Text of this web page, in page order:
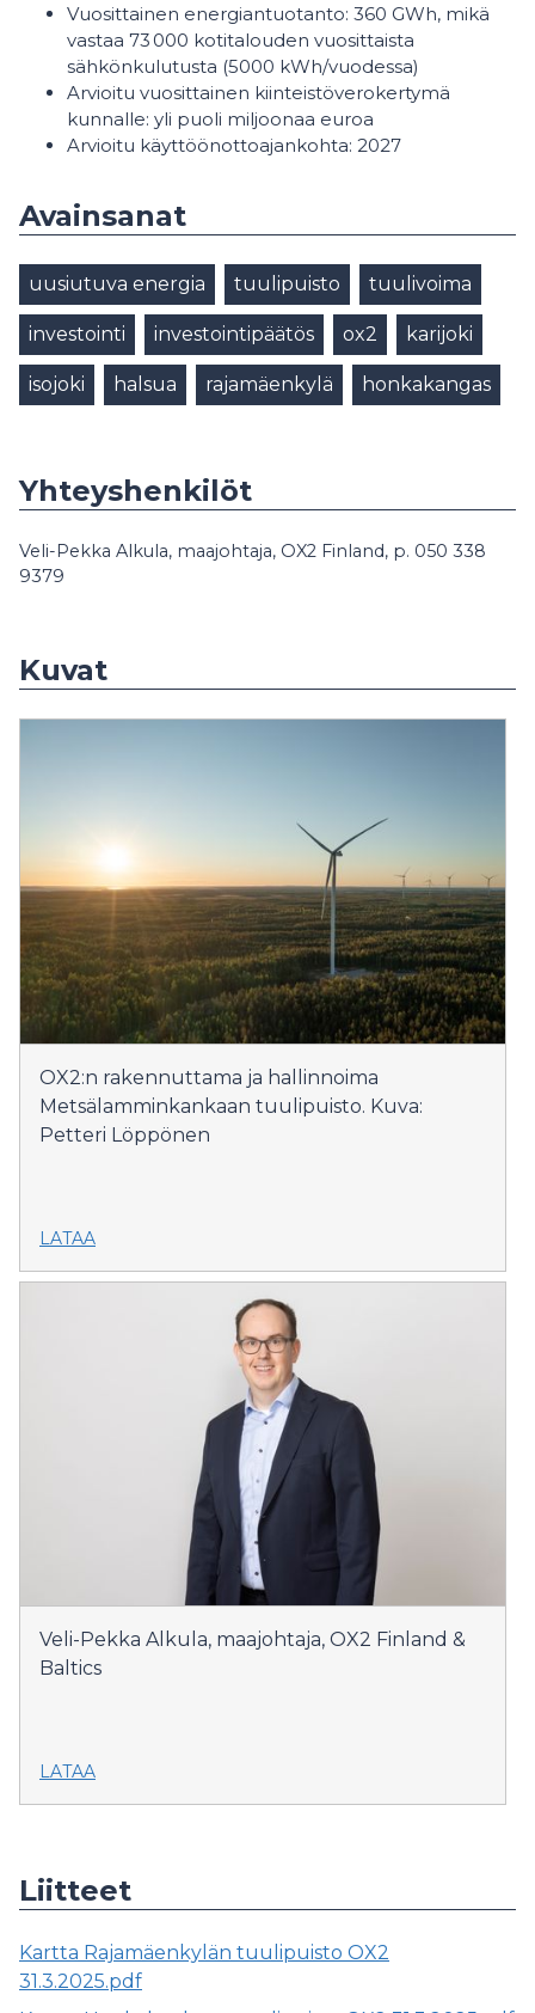
Vuosittainen energiantuotanto: 360 GWh, mikä
vastaa 73 000 kotitalouden vuosittaista
sähkönkulutusta (5000 kWh/vuodessa)
Arvioitu vuosittainen kiinteistöverokertymä
kunnalle: yli puoli miljoonaa euroa
Arvioitu käyttöönottoajankohta: 2027
Avainsanat
uusiutuva energia tuulipuisto tuulivoima
investointi investointipäätös ox2 karijoki
isojoki halsua rajamäenkylä honkakangas
Yhteyshenkilöt
Veli-Pekka Alkula, maajohtaja, OX2 Finland, p. 050 338
9379
Kuvat
OX2:n rakennuttama ja hallinnoima
Metsälamminkankaan tuulipuisto. Kuva:
Petteri Löppönen
LATAA
Veli-Pekka Alkula, maajohtaja, OX2 Finland &
Baltics
LATAA
Liitteet
Kartta Rajamäenkylän tuulipuisto OX2
31.3.2025.pdf